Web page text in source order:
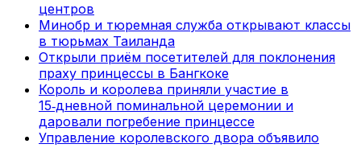
центров
Минобр и тюремная служба открывают классы
в тюрьмах Таиланда
Открыли приём посетителей для поклонения
праху принцессы в Бангкоке
Король и королева приняли участие в
15‑дневной поминальной церемонии и
даровали погребение принцессе
Управление королевского двора объявило